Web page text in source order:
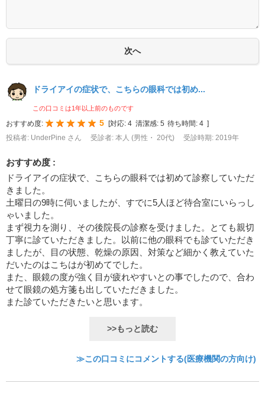
ドライアイの症状で、こちらの眼科では初め...
この口コミは1年以上前のものです
おすすめ度: 5 対応: 4 清潔感: 5 待ち時間: 4
投稿者: UnderPine さん
受診者: 本人 (男性・ 20代) 受診時期: 2019年
おすすめ度 :
ドライアイの症状で、こちらの眼科では初めて診察していただ
きました。
土曜日の9時に伺いましたが、すでに5人ほど待合室にいらっし
ゃいました。
まず視力を測り、その後院長の診察を受けました。とても親切
丁寧に診ていただきました。以前に他の眼科でも診ていただき
ましたが、目の状態、乾燥の原因、対策など細かく教えていた
だいたのはこちはが初めてでした。
また、眼鏡の度が強く目が疲れやすいとの事でしたので、合わ
せて眼鏡の処方箋も出していただきました。
また診ていただきたいと思います。
>>もっと読む
≫この口コミにコメントする(医療機関の方向け)